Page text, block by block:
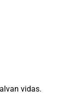
vidas.